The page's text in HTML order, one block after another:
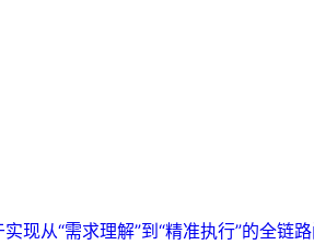
现从“需求理解”到“精准执行”的全链